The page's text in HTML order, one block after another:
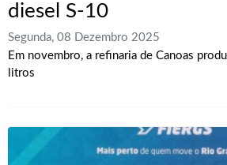
diesel S-10
Segunda, 08 Dezembro 2025
Em novembro, a refinaria de Canoas
litros